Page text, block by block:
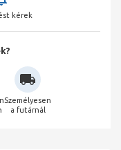
kérek
Személyesen
a futárnál